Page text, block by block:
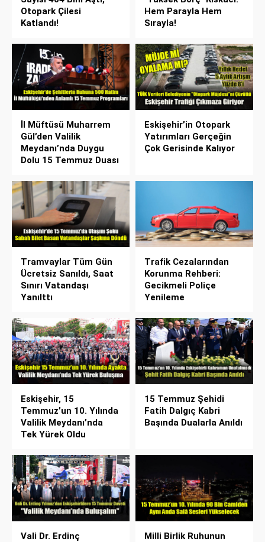
Otopark Çilesi
Katlandı!
Hem Parayla Hem
Sırayla!
İl Müftüsü Muharrem
Gül’den Valilik
Meydanı’nda Duygu
Dolu 15 Temmuz Duası
Eskişehir’in Otopark
Yatırımları Gerçeğin
Çok Gerisinde Kalıyor
Tramvaylar Tüm Gün
Ücretsiz Sanıldı, Saat
Sınırı Vatandaşı
Yanılttı
Trafik Cezalarından
Korunma Rehberi:
Gecikmeli Poliçe
Yenileme
Eskişehir, 15
Temmuz’un 10. Yılında
Valilik Meydanı’nda
Tek Yürek Oldu
15 Temmuz Şehidi
Fatih Dalgıç Kabri
Başında Dualarla Anıldı
Vali Dr. Erdinç
Milli Birlik Ruhunun